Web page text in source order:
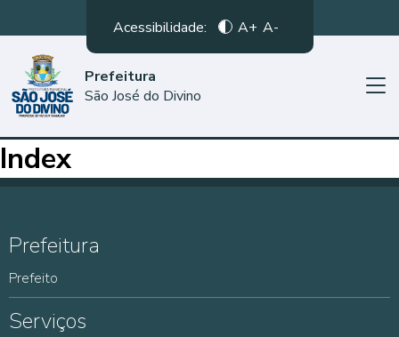
Acessibilidade: A+ A-
Prefeitura
São José do Divino
Index
Prefeitura
Prefeito
Serviços